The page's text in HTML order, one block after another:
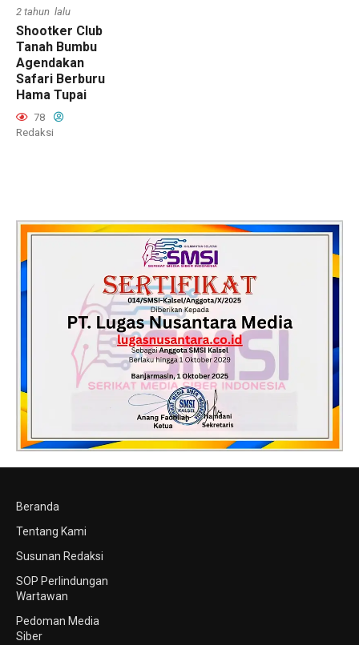
2 tahun lalu
Shootker Club
Tanah Bumbu
Agendakan
Safari Berburu
Hama Tupai
78
Redaksi
Beranda
Tentang Kami
Susunan Redaksi
SOP Perlindungan
Wartawan
Pedoman Media
Siber